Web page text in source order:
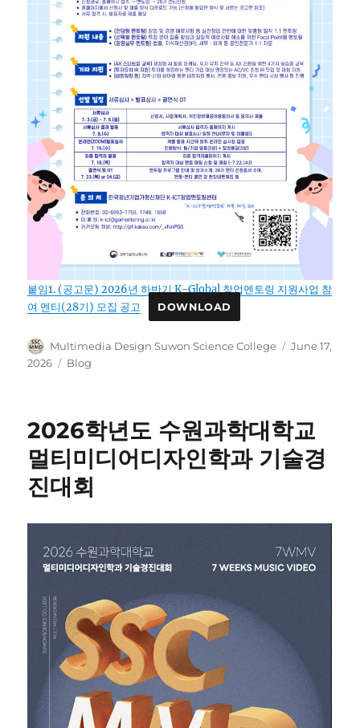
붙임1. (공고문) 2026년 하반기 K-Global 창업멘토링 지원사업 참
여 멘티(28기) 모집 공고
DOWNLOAD
Author
Multimedia Design Suwon Science College
Posted
June 17,
2026
Categories
Blog
2026학년도 수원과학대학교
멀티미디어디자인학과 기술경
진대회